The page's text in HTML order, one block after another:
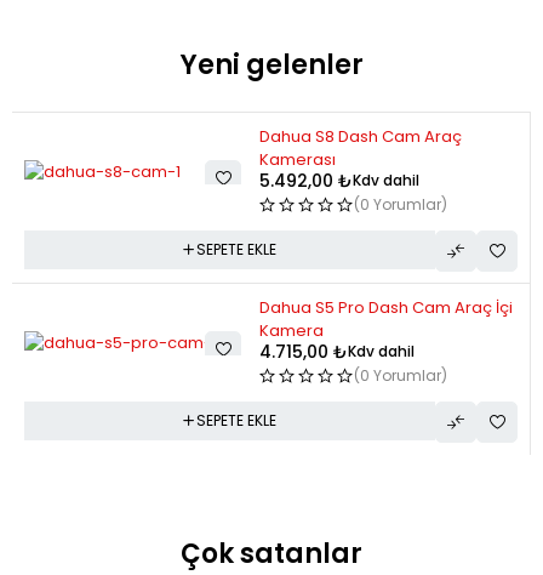
uygun
fiyatlarla
İncele
Yeni gelenler
Dahua S8 Dash Cam Araç
Kamerası
5.492,00₺Kdv dahil
(0 Yorumlar)
SEPETE EKLE
Dahua S5 Pro Dash Cam Araç İçi
Kamera
4.715,00₺Kdv dahil
(0 Yorumlar)
SEPETE EKLE
Çok satanlar